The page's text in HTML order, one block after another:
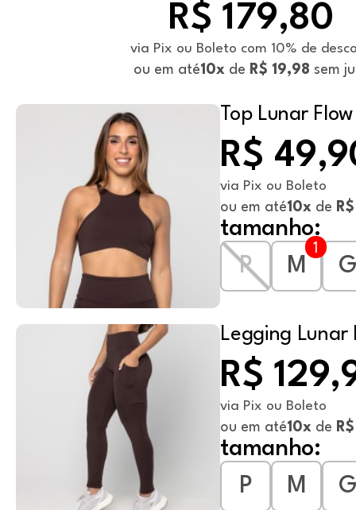
R$ 179,80
via Pix ou Boleto com 10% de
ou em até10x de R$ 19,98 sem
Top Lunar
R$
via Pix ou Boleto
ou em até10x de
tamanho:
P
M G
Legging Lunar
R$
via Pix ou Boleto
ou em até10x de
tamanho:
P
M G